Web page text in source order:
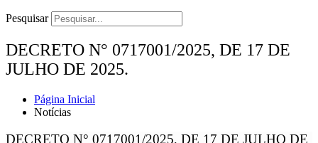
Pesquisar
DECRETO N° 0717001/2025, DE 17 DE
JULHO DE 2025.
Página Inicial
Notícias
DECRETO N° 0717001/2025, DE 17 DE JULHO DE